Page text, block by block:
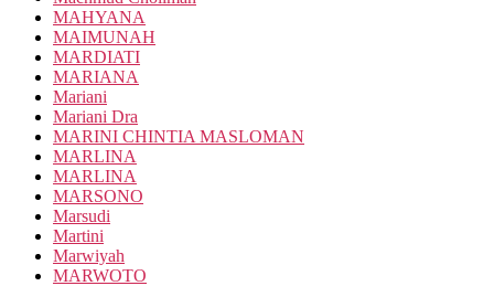
MAHYANA
MAIMUNAH
MARDIATI
MARIANA
Mariani
Mariani Dra
MARINI CHINTIA MASLOMAN
MARLINA
MARLINA
MARSONO
Marsudi
Martini
Marwiyah
MARWOTO